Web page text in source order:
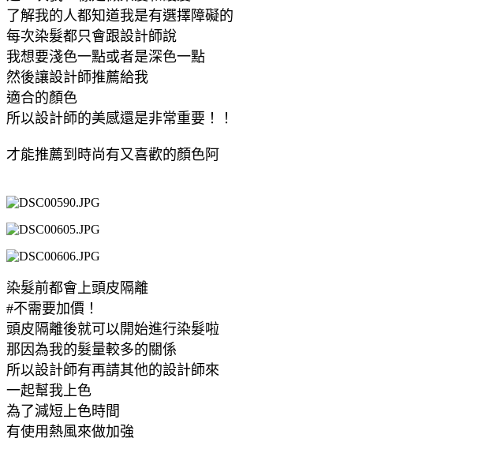
了解我的人都知道我是有選擇障礙的
每次染髮都只會跟設計師說
我想要淺色一點或者是深色一點
然後讓設計師推薦給我
適合的顏色
所以設計師的美感還是非常重要！！
才能推薦到時尚有又喜歡的顏色阿
染髮前都會上頭皮隔離
#不需要加價！
頭皮隔離後就可以開始進行染髮啦
那因為我的髮量較多的關係
所以設計師有再請其他的設計師來
一起幫我上色
為了減短上色時間
有使用熱風來做加強